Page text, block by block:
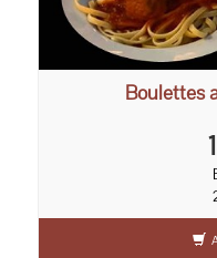
Boulettes